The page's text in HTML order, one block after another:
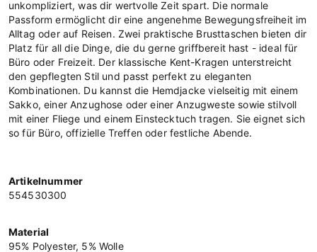
unkompliziert, was dir wertvolle Zeit spart. Die normale
Passform ermöglicht dir eine angenehme Bewegungsfreiheit im
Alltag oder auf Reisen. Zwei praktische Brusttaschen bieten dir
Platz für all die Dinge, die du gerne griffbereit hast - ideal für
Büro oder Freizeit. Der klassische Kent-Kragen unterstreicht
den gepflegten Stil und passt perfekt zu eleganten
Kombinationen. Du kannst die Hemdjacke vielseitig mit einem
Sakko, einer Anzughose oder einer Anzugweste sowie stilvoll
mit einer Fliege und einem Einstecktuch tragen. Sie eignet sich
so für Büro, offizielle Treffen oder festliche Abende.
Artikelnummer
554530300
Material
95% Polyester, 5% Wolle